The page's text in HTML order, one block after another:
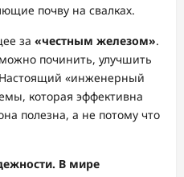
почву на свалках.
за «честным железом».
починить, улучшить
Настоящий «инженерный
которая эффективна
полезна, а не потому что
В мире